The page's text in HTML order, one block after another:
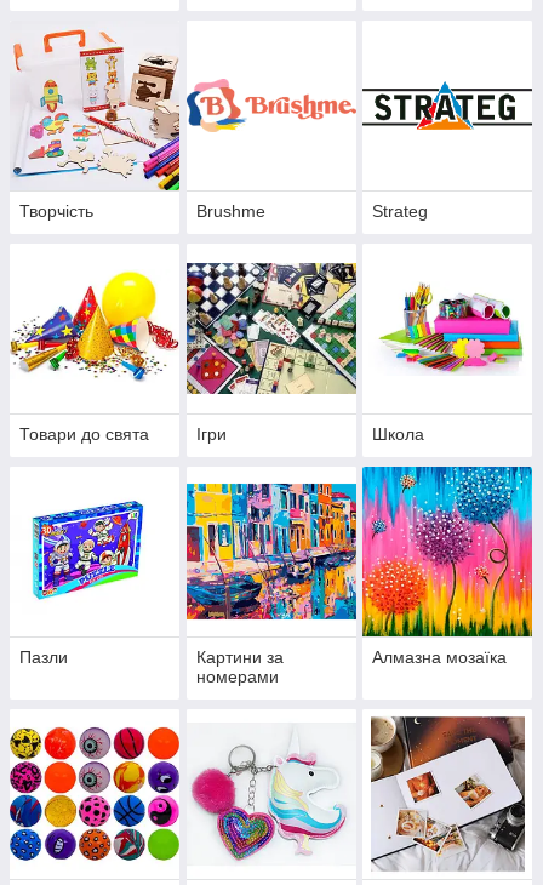
Творчість Brushme Strateg
Товари до свята Ігри Школа
Пазли
Картини за
номерами
Алмазна мозаїка